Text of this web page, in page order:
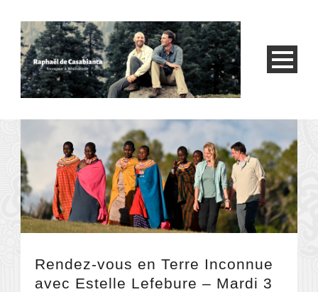
Rendez-vous en Terre Inconnue
avec Estelle Lefebure – Mardi 3